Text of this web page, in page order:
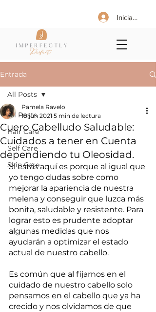
Iniciar sesión
Entrada
All Posts
Hair Care
Self Care
Skin Care
All Posts
Cuero Cabelludo Saludable:
Cuidados a tener en Cuenta
dependiendo tu Oleosidad.
Pamela Ravelo
18 jun 2021 5 min de lectura
Si estás aquí es porque al igual que
yo tengo dudas sobre como
mejorar la apariencia de nuestra
melena y conseguir que luzca más
bonita, saludable y resistente. Para
lograr esto es prudente adoptar
algunas medidas que nos
ayudarán a optimizar el estado
actual de nuestro cabello.
Es común que al fijarnos en el
cuidado de nuestro cabello solo
pensamos en el cabello que ya ha
crecido y nos olvidamos de que